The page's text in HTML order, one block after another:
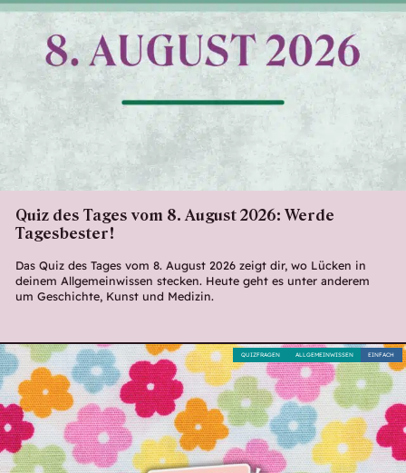
Quiz des Tages vom 8. August 2026: Werde
Tagesbester!
Das Quiz des Tages vom 8. August 2026 zeigt dir, wo Lücken in
deinem Allgemeinwissen stecken. Heute geht es unter anderem
um Geschichte, Kunst und Medizin.
EINFACH
ALLGEMEINWISSEN
QUIZFRAGEN